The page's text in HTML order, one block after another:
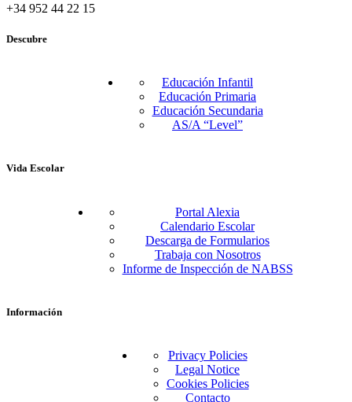
+34 952 44 22 15
Descubre
Educación Infantil
Educación Primaria
Educación Secundaria
AS/A “Level”
Vida Escolar
Portal Alexia
Calendario Escolar
Descarga de Formularios
Trabaja con Nosotros
Informe de Inspección de NABSS
Información
Privacy Policies
Legal Notice
Cookies Policies
Contacto